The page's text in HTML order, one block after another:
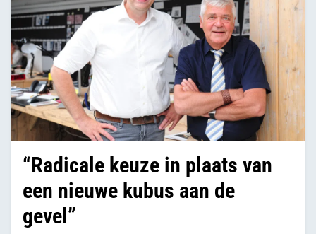
“Radicale keuze in plaats van
een nieuwe kubus aan de
gevel”